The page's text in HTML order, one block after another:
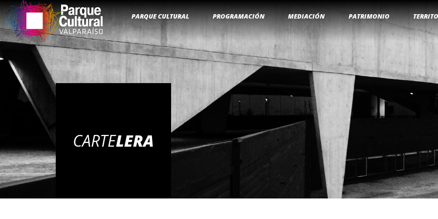
PARQUE CULTURAL PROGRAMACIÓN MEDIACIÓN PATRIMONIO
CARTELERA